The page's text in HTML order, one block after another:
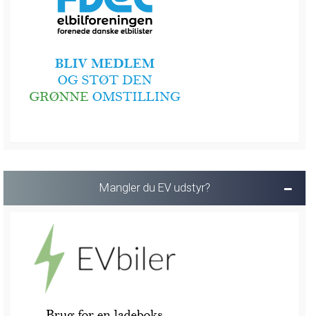
Mangler du EV udstyr?